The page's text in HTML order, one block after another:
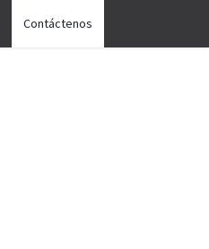
Contáctenos